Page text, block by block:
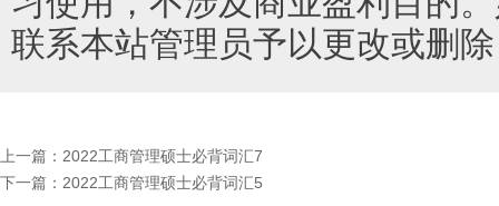
联系本站管理员予以更改或删除
上一篇： 2022工商管理硕士必背词汇7
下一篇： 2022工商管理硕士必背词汇5